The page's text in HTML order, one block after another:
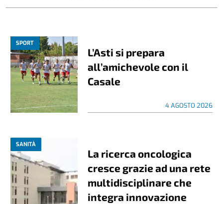
SPORT
L’Asti si prepara
all’amichevole con il
Casale
4 AGOSTO 2026
SANITÀ
La ricerca oncologica
cresce grazie ad una rete
multidisciplinare che
integra innovazione